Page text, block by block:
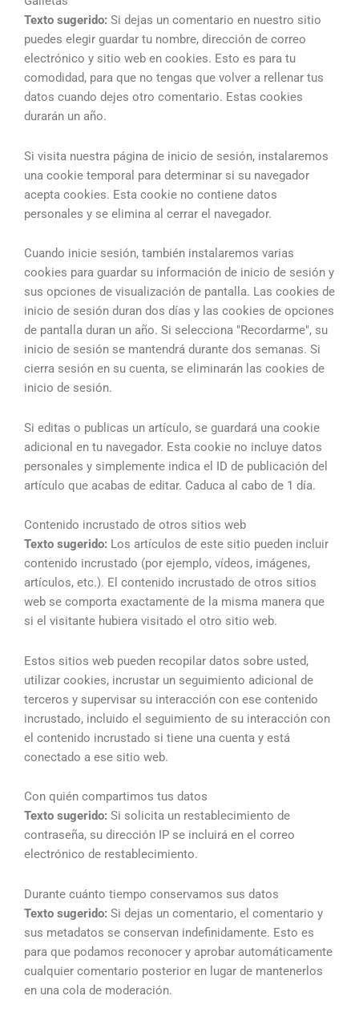
Texto sugerido: Si dejas un comentario en nuestro sitio
puedes elegir guardar tu nombre, dirección de correo
electrónico y sitio web en cookies. Esto es para tu
comodidad, para que no tengas que volver a rellenar tus
datos cuando dejes otro comentario. Estas cookies
durarán un año.
Si visita nuestra página de inicio de sesión, instalaremos
una cookie temporal para determinar si su navegador
acepta cookies. Esta cookie no contiene datos
personales y se elimina al cerrar el navegador.
Cuando inicie sesión, también instalaremos varias
cookies para guardar su información de inicio de sesión y
sus opciones de visualización de pantalla. Las cookies de
inicio de sesión duran dos días y las cookies de opciones
de pantalla duran un año. Si selecciona "Recordarme", su
inicio de sesión se mantendrá durante dos semanas. Si
cierra sesión en su cuenta, se eliminarán las cookies de
inicio de sesión.
Si editas o publicas un artículo, se guardará una cookie
adicional en tu navegador. Esta cookie no incluye datos
personales y simplemente indica el ID de publicación del
artículo que acabas de editar. Caduca al cabo de 1 día.
Contenido incrustado de otros sitios web
Texto sugerido: Los artículos de este sitio pueden incluir
contenido incrustado (por ejemplo, vídeos, imágenes,
artículos, etc.). El contenido incrustado de otros sitios
web se comporta exactamente de la misma manera que
si el visitante hubiera visitado el otro sitio web.
Estos sitios web pueden recopilar datos sobre usted,
utilizar cookies, incrustar un seguimiento adicional de
terceros y supervisar su interacción con ese contenido
incrustado, incluido el seguimiento de su interacción con
el contenido incrustado si tiene una cuenta y está
conectado a ese sitio web.
Con quién compartimos tus datos
Texto sugerido: Si solicita un restablecimiento de
contraseña, su dirección IP se incluirá en el correo
electrónico de restablecimiento.
Durante cuánto tiempo conservamos sus datos
Texto sugerido: Si dejas un comentario, el comentario y
sus metadatos se conservan indefinidamente. Esto es
para que podamos reconocer y aprobar automáticamente
cualquier comentario posterior en lugar de mantenerlos
en una cola de moderación.